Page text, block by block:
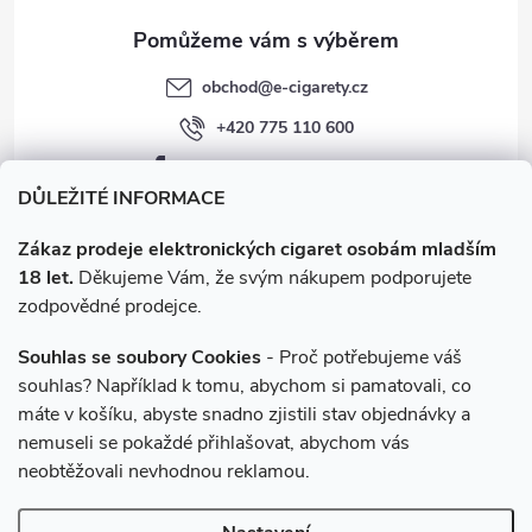
DŮLEŽITÉ INFORMACE
Zákaz prodeje elektronických cigaret osobám mladším
18 let. Děkujeme Vám, že svým nákupem podporujete
zodpovědné prodejce.
Souhlas se soubory Cookies - Proč potřebujeme váš
souhlas? Například k tomu, abychom si pamatovali, co
máte v košíku, abyste snadno zjistili stav objednávky a
nemuseli se pokaždé přihlašovat, abychom vás
neobtěžovali nevhodnou reklamou.
p
i
s
u
obchod@e-cigarety.cz
+420 775 110 600
facebook.com/e-cigarety.cz
Instagram